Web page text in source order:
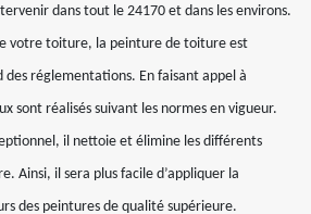
dans tout le 24170 et dans les environs.
votre toiture, la peinture de toiture est
des réglementations. En faisant appel à
sont réalisés suivant les normes en vigueur.
il nettoie et élimine les différents
Ainsi, il sera plus facile d’appliquer la
des peintures de qualité supérieure.